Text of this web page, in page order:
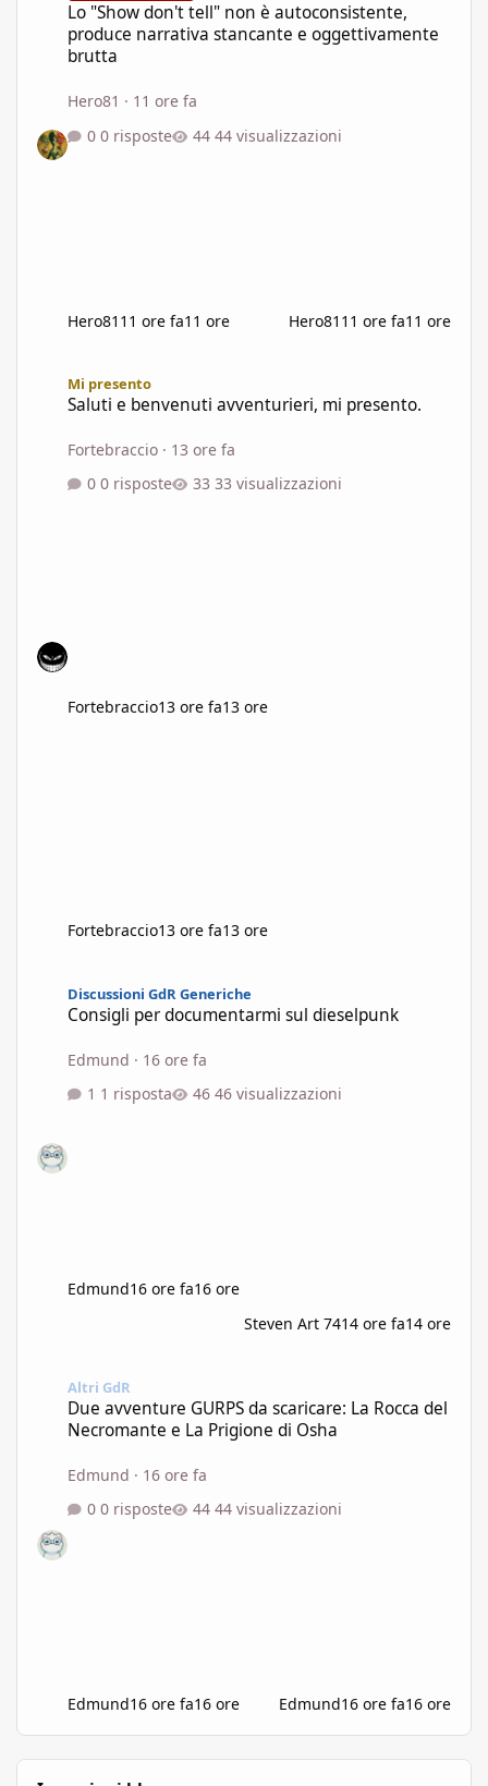
Lo "Show don't tell" non è autoconsistente,
produce narrativa stancante e oggettivamente
brutta
Hero81 · 11 ore fa
0 risposte
44 visualizzazioni
Hero81 11 ore fa11 ore Hero81 11 ore fa11 ore
Mi presento
Saluti e benvenuti avventurieri, mi presento.
Fortebraccio · 13 ore fa
0 risposte
33 visualizzazioni
Fortebraccio13 ore fa13 ore
Fortebraccio13 ore fa13 ore
Discussioni GdR Generiche
Consigli per documentarmi sul dieselpunk
Edmund · 16 ore fa
1 risposta
46 visualizzazioni
Edmund16 ore fa16 ore
Steven Art 7414 ore fa14 ore
Altri GdR
Due avventure GURPS da scaricare: La Rocca del
Necromante e La Prigione di Osha
Edmund · 16 ore fa
0 risposte
44 visualizzazioni
Edmund16 ore fa16 ore Edmund16 ore fa16 ore